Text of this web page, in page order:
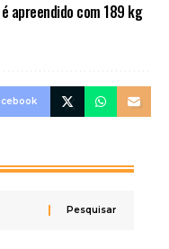
apreendido com 189 kg